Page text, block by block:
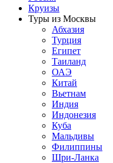
Круизы
Туры из Москвы
Абхазия
Турция
Египет
Таиланд
ОАЭ
Китай
Вьетнам
Индия
Индонезия
Куба
Мальдивы
Филиппины
Шри-Ланка